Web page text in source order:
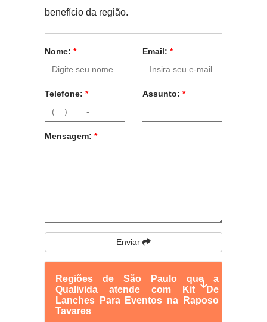
benefício da região.
Nome: * Email: *
Telefone: * Assunto: *
Mensagem: *
Enviar
Regiões de São Paulo que a
Qualivida atende com Kit De
Lanches Para Eventos na Raposo
Tavares